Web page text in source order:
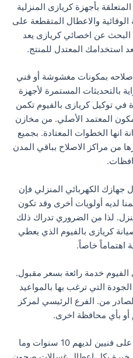
بأجهزة كريازى المنزلية
الوقائية والاعطال المتقطعة على
البحث عن اخصائي كريازى يعد
استخدامك المعتدل للمنتج.
اصلاحه بمكونات مغشوشة أو فني
بالتحديثات المستمرة لأجهزة
في توكيل كريازى بالفيوم تكمن
المعتمد الأصلي. من مخازن
انها الخطوات المعتادة. بجميع
من مراكز الاصلاح بباقي المدن
الكهربائي المنزلي فإن
لديه أولويات أخرى وقد تكون
لذا من الضروري تدراك ذلك
كريازى بالفيوم الذي يعطي
اهتماماً خاصاً.
الفيوم خدمة رائعة بسعر مقبول.
التي ترغب بها بالمواعيد
من. الفرع الرئيسي لمركز
أو بأي محافظة اخرى.
نعتمد عند تصليح اجهزة كريازى على فنيين لديهم 10 سنوات وما